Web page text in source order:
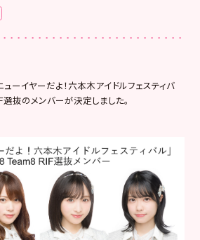
ーイヤーだよ！六本木アイドルフェスティバ
抜のメンバーが決定しました。